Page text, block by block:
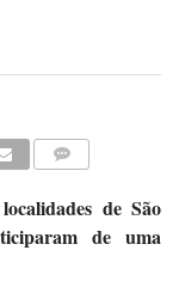
de São
de uma